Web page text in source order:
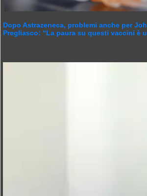
Dopo Astrazeneca, problemi anche per
Pregliasco: “La paura su questi vaccini è